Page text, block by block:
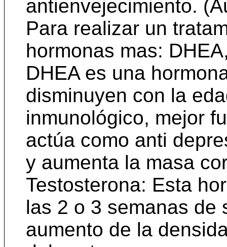
antienvejecimiento.
Para realizar un
hormonas mas:
DHEA es una
disminuyen con la
inmunológico, mejor
actúa como anti
y aumenta la masa
Testosterona: Esta
las 2 o 3 semanas de
aumento de la